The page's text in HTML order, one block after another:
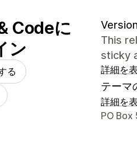
Codeに
ン
る
This
sticky
詳細を
テーマ
詳細を
デザイ
PO